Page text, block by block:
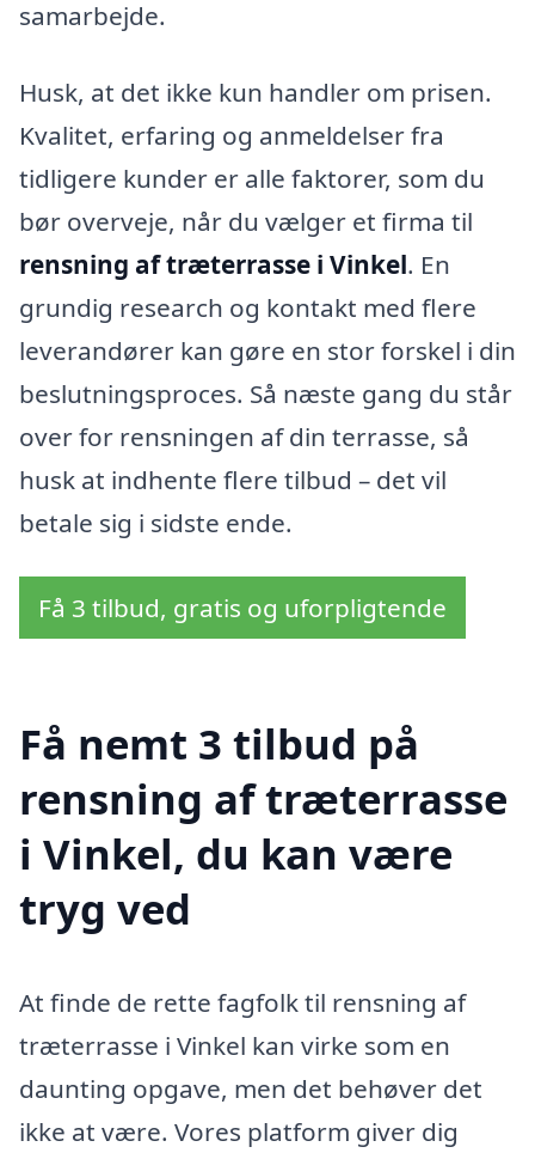
samarbejde.
Husk, at det ikke kun handler om prisen.
Kvalitet, erfaring og anmeldelser fra
tidligere kunder er alle faktorer, som du
bør overveje, når du vælger et firma til
rensning af træterrasse i Vinkel. En
grundig research og kontakt med flere
leverandører kan gøre en stor forskel i din
beslutningsproces. Så næste gang du står
over for rensningen af din terrasse, så
husk at indhente flere tilbud – det vil
betale sig i sidste ende.
Få 3 tilbud, gratis og uforpligtende
Få nemt 3 tilbud på
rensning af træterrasse
i Vinkel, du kan være
tryg ved
At finde de rette fagfolk til rensning af
træterrasse i Vinkel kan virke som en
daunting opgave, men det behøver det
ikke at være. Vores platform giver dig